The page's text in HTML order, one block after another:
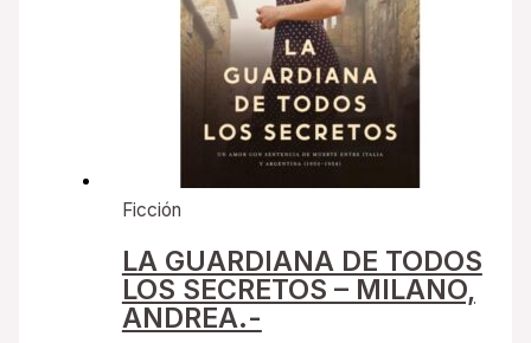
Ficción
LA GUARDIANA DE TODOS
LOS SECRETOS – MILANO,
ANDREA.-